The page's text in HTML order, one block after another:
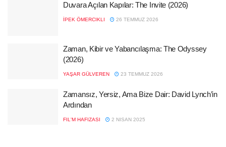
Duvara Açılan Kapılar: The Invite (2026)
İPEK ÖMERCIKLI 26 TEMMUZ 2026
Zaman, Kibir ve Yabancılaşma: The Odyssey
(2026)
YAŞAR GÜLVEREN 23 TEMMUZ 2026
Zamansız, Yersiz, Ama Bize Dair: David Lynch’in
Ardından
FIL'M HAFIZASI 2 NISAN 2025